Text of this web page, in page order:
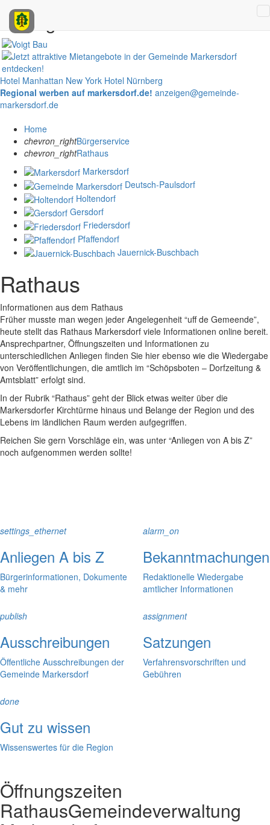
Anzeigen
Hotel Manhattan New York Hotel Nürnberg
Regional werben auf markersdorf.de! anzeigen@gemeinde-
markersdorf.de
Home
chevron_rightBürgerservice
chevron_rightRathaus
Markersdorf
Deutsch-Paulsdorf
Holtendorf
Gersdorf
Friedersdorf
Pfaffendorf
Jauernick-Buschbach
Rathaus
Informationen aus dem Rathaus
Früher musste man wegen jeder Angelegenheit “uff de Gemeende”,
heute stellt das Rathaus Markersdorf viele Informationen online bereit.
Ansprechpartner, Öffnungszeiten und Informationen zu
unterschiedlichen Anliegen finden Sie hier ebenso wie die Wiedergabe
von Veröffentlichungen, die amtlich im “Schöpsboten – Dorfzeitung &
Amtsblatt” erfolgt sind.
In der Rubrik “Rathaus” geht der Blick etwas weiter über die
Markersdorfer Kirchtürme hinaus und Belange der Region und des
Lebens im ländlichen Raum werden aufgegriffen.
Reichen Sie gern Vorschläge ein, was unter “Anliegen von A bis Z”
noch aufgenommen werden sollte!
settings_ethernet
Anliegen A bis Z
Bürgerinformationen, Dokumente
& mehr
alarm_on
Bekanntmachungen
Redaktionelle Wiedergabe
amtlicher Informationen
publish
Ausschreibungen
Öffentliche Ausschreibungen der
Gemeinde Markersdorf
assignment
Satzungen
Verfahrensvorschriften und
Gebühren
done
Gut zu wissen
Wissenswertes für die Region
Öffnungszeiten
RathausGemeindeverwaltung